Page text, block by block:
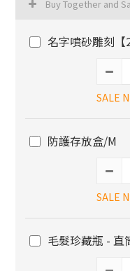
Buy Together and
名字噴砂雕刻【
SALE
防護存放盒/M
SALE
毛髮珍藏瓶 - 直